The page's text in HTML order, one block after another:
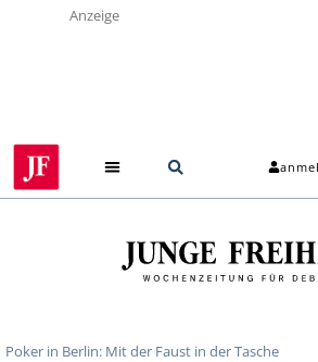
Anzeige
Poker in Berlin: Mit der Faust in der Tasche